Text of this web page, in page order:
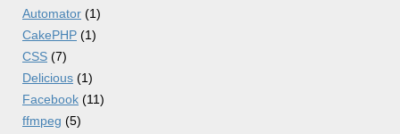
Automator (1)
CakePHP (1)
CSS (7)
Delicious (1)
Facebook (11)
ffmpeg (5)